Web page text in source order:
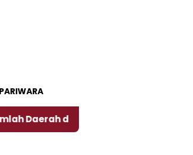
PARIWARA
Jember Alami Krisi Air